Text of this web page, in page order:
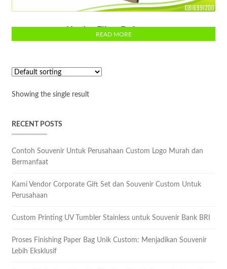
READ MORE
Showing the single result
RECENT POSTS
Contoh Souvenir Untuk Perusahaan Custom Logo Murah dan
Bermanfaat
Kami Vendor Corporate Gift Set dan Souvenir Custom Untuk
Perusahaan
Custom Printing UV Tumbler Stainless untuk Souvenir Bank BRI
Proses Finishing Paper Bag Unik Custom: Menjadikan Souvenir
Lebih Eksklusif